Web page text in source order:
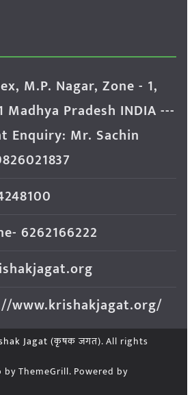
M.P. Nagar, Zone - 1,
Madhya Pradesh INDIA ---
Enquiry: Mr. Sachin
6262166222
www.krishakjagat.org/
Jagat (कृषक जगत). All rights
by ThemeGrill. Powered by